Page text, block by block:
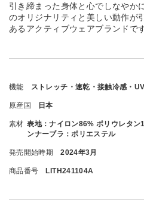
引き締まった身体と心でしなやか
のオリジナリティと美しい動作が
あるアクティブウェアブランドです
機能 ストレッチ・速乾・接触冷感・
原産国 日本
素材 表地：ナイロン86% ポリウレタ
ンナーブラ：ポリエステル
発売開始時期 2024年3月
商品番号 LITH241104A